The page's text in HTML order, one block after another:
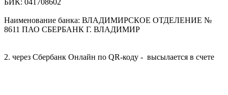
Наименование банка: ВЛАДИМИРСКОЕ ОТДЕЛЕНИЕ №
8611 ПАО СБЕРБАНК Г. ВЛАДИМИР
2. через Сбербанк Онлайн по QR-коду - высылается в счете